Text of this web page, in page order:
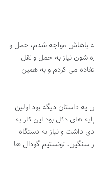
باهاش مواجه شدم، حمل و
شون نیاز به حمل و نقل
می کردم و به همین
داستان دیگه بود اولین
های دکل بود این کار به
داشت و نیاز به دستگاه
سنگین، تونستیم گودال ها